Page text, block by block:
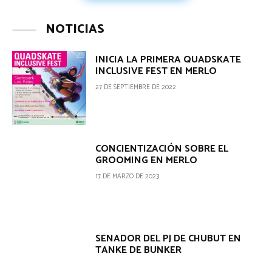
NOTICIAS
INICIA LA PRIMERA QUADSKATE
INCLUSIVE FEST EN MERLO
27 DE SEPTIEMBRE DE 2022
CONCIENTIZACIÓN SOBRE EL
GROOMING EN MERLO
17 DE MARZO DE 2023
SENADOR DEL PJ DE CHUBUT EN
TANKE DE BUNKER